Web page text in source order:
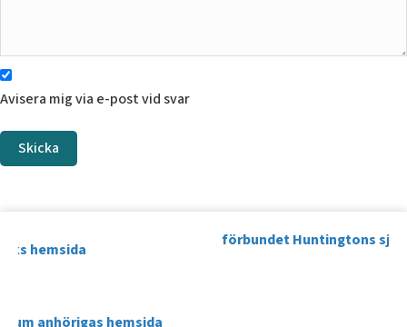
Avisera mig via e-post vid svar
Skicka